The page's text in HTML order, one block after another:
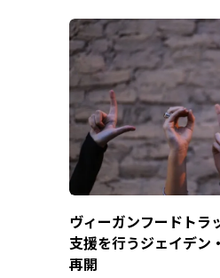
ヴィーガンフードトラ
支援を行うジェイデン
再開